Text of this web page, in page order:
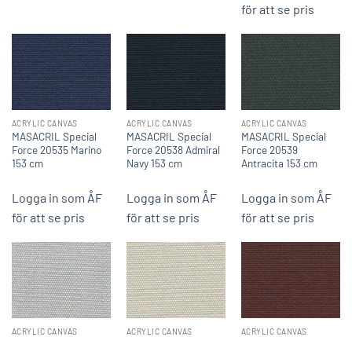
för att se pris
ACRYLIC CANVAS
MASACRIL Special
Force 20535 Marino
153 cm
Logga in som ÅF
för att se pris
ACRYLIC CANVAS
MASACRIL Special
Force 20538 Admiral
Navy 153 cm
Logga in som ÅF
för att se pris
ACRYLIC CANVAS
MASACRIL Special
Force 20539
Antracita 153 cm
Logga in som ÅF
för att se pris
ACRYLIC CANVAS ACRYLIC CANVAS ACRYLIC CANVAS